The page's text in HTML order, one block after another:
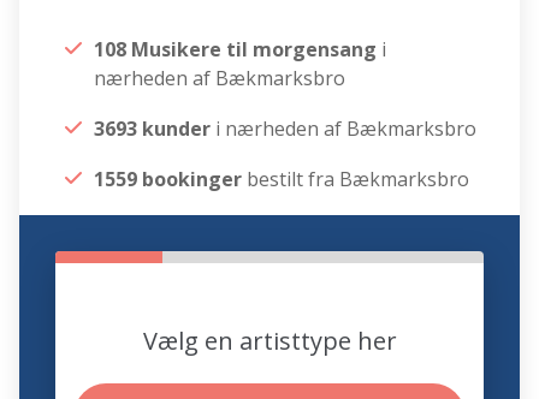
108 Musikere til morgensang i
nærheden af Bækmarksbro
3693 kunder i nærheden af Bækmarksbro
1559 bookinger bestilt fra Bækmarksbro
Vælg en artisttype her